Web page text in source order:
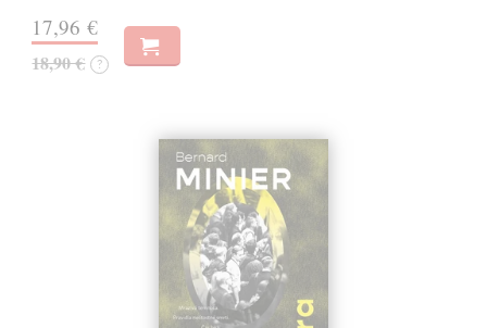
17,96 €
18,90 € ?